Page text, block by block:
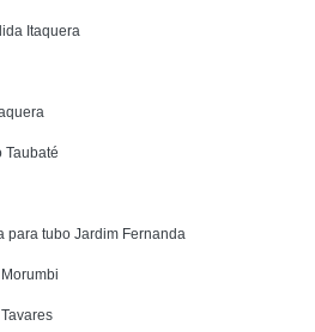
Itaquera
Taubaté
para tubo Jardim Fernanda